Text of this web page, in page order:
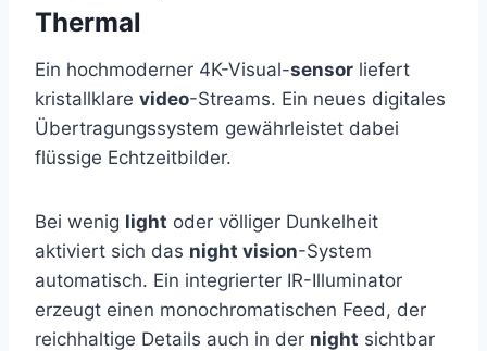
Thermal
Ein hochmoderner 4K-Visual-sensor liefert
kristallklare video-Streams. Ein neues digitales
Übertragungssystem gewährleistet dabei
flüssige Echtzeitbilder.
Bei wenig light oder völliger Dunkelheit
aktiviert sich das night vision-System
automatisch. Ein integrierter IR-Illuminator
erzeugt einen monochromatischen Feed, der
reichhaltige Details auch in der night sichtbar